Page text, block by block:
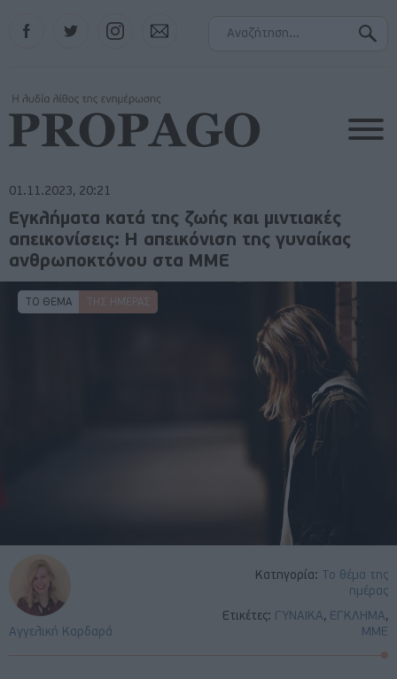
Instagram
01.11.2023, 20:21
ΤΟ ΘΕΜΑ ΤΗΣ ΗΜΈΡΑΣ
Κατηγορία: Το θέμα της
ημέρας
Ετικέτες: ΓΥΝΑΙΚΑ, ΕΓΚΛΗΜΑ,
ΜΜΕ
Αγγελική Καρδαρά
Εγκλήματα κατά της ζωής και μιντιακές
απεικονίσεις: Η απεικόνιση της γυναίκας
ανθρωποκτόνου στα ΜΜΕ